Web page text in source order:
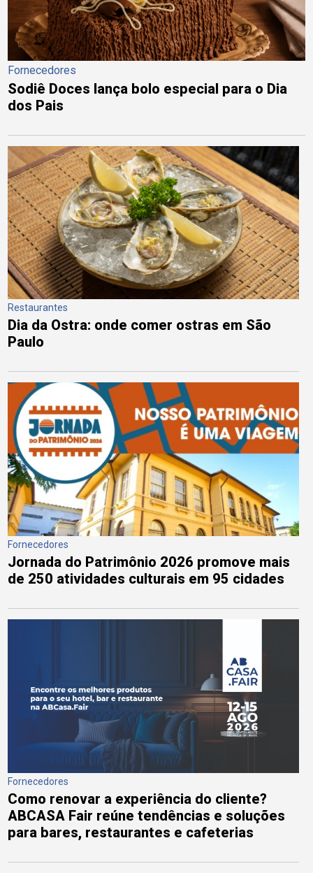
Fornecedores
Sodiê Doces lança bolo especial para o Dia
dos Pais
Restaurantes
Dia da Ostra: onde comer ostras em São
Paulo
Fornecedores
Jornada do Patrimônio 2026 promove mais
de 250 atividades culturais em 95 cidades
Fornecedores
Como renovar a experiência do cliente?
ABCASA Fair reúne tendências e soluções
para bares, restaurantes e cafeterias